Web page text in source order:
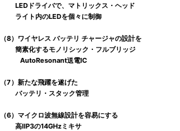
LEDドライバで、マトリックス・ヘッド
ライト内のLEDを個々に制御
（8）ワイヤレス バッテリ チャージャの設計を
簡素化するモノリシック・フルブリッジ
AutoResonant送電IC
（7）新たな飛躍を遂げた
バッテリ・スタック管理
（6）マイクロ波無線設計を容易にする
高IIP3の14GHzミキサ